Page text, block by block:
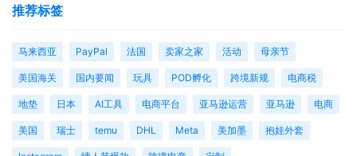
推荐标签
马来西亚 PayPal 法国 卖家之家 活动 母亲节
美国海关 国内要闻 玩具 POD孵化 跨境新规 电商税
地垫 日本 AI工具 电商平台 亚马逊运营 亚马逊 电商
美国 瑞士 temu DHL Meta 美加墨 抱娃外套